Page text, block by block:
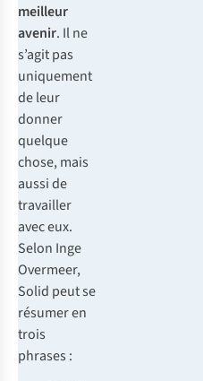
meilleur
avenir. Il ne
s’agit pas
uniquement
de leur
donner
quelque
chose, mais
aussi de
travailler
avec eux.
Selon Inge
Overmeer,
Solid peut se
résumer en
trois
phrases :